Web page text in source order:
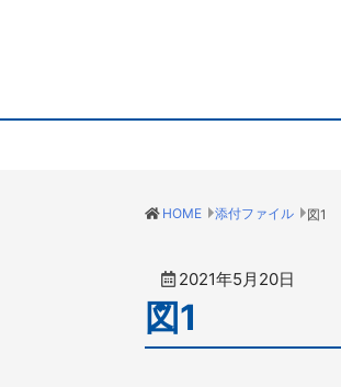
HOME 添付ファイル 図1
2021年5月20日
図1